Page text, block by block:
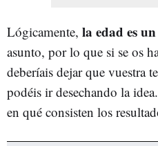
Lógicamente, la edad es
asunto, por lo que si se os
deberíais dejar que vuestra
podéis ir desechando la
en qué consisten los